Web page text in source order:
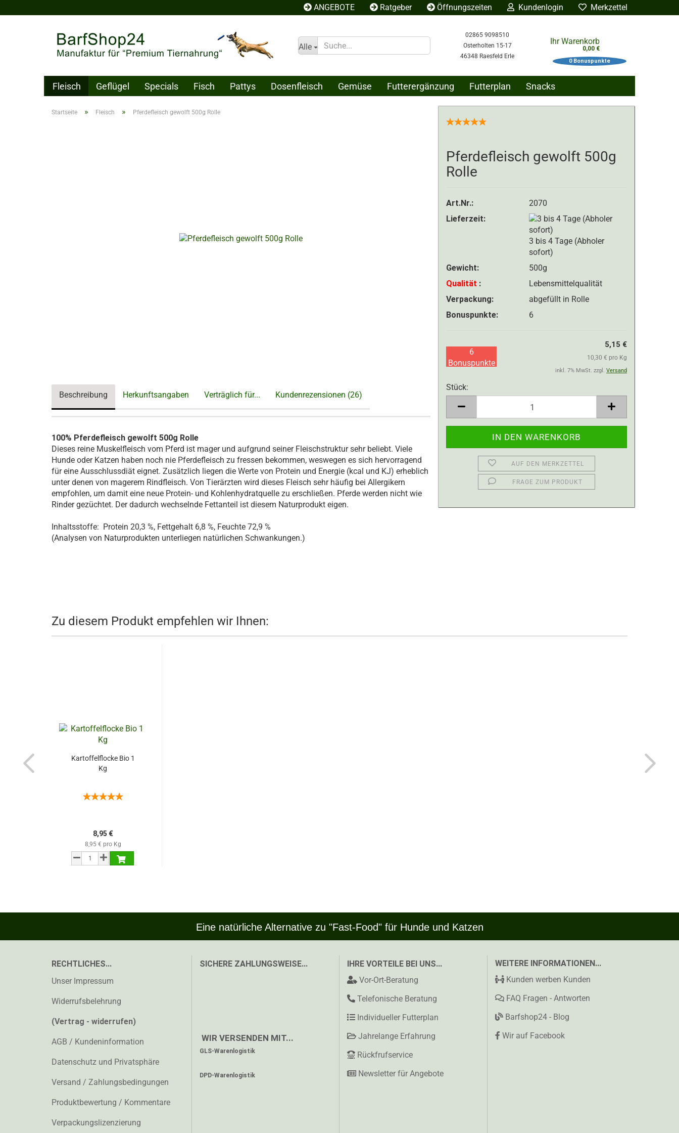
ANGEBOTE Ratgeber Öffnungszeiten Kundenlogin
Konto erstellen
Passwort vergessen?
Merkzettel
Alle
02865 9098510
Osterholten 15-17
46348 Raesfeld Erle
Ihr Warenkorb
0,00 €
0Bonuspunkte
Fleisch Geflügel Specials Fisch Pattys Dosenfleisch Gemüse Futterergänzung Futterplan
Snacks
ÜBER UNS BLOG
Startseite » Fleisch » Pferdefleisch gewolft 500g Rolle
Pferdefleisch gewolft 500g
Rolle
Art.Nr.:
2070
Lieferzeit:
3 bis 4 Tage (Abholer
sofort)
Gewicht:
500g
Qualität :
​​​​​​​Lebensmittelqualität
Verpackung:
abgefüllt in Rolle
Bonuspunkte:
6
5,15 €
10,30 € pro Kg
inkl. 7% MwSt. zzgl. Versand
6
Bonuspunkte
Stück:
Stück
AUF DEN MERKZETTEL
FRAGE ZUM PRODUKT
Beschreibung Herkunftsangaben Verträglich für... Kundenrezensionen (26)
100% Pferdefleisch gewolft 500g Rolle
Dieses reine Muskelfleisch vom Pferd ist mager und aufgrund seiner Fleischstruktur sehr beliebt. Viele
Hunde oder Katzen haben noch nie Pferdefleisch zu fressen bekommen, weswegen es sich hervorragend
für eine Ausschlussdiät eignet. Zusätzlich liegen die Werte von Protein und Energie (kcal und KJ) erheblich
unter denen von magerem Rindfleisch. Von Tierärzten wird dieses Fleisch sehr häufig bei Allergikern
empfohlen, um damit eine neue Protein- und Kohlenhydratquelle zu erschließen. Pferde werden nicht wie
Rinder gezüchtet. Der dadurch wechselnde Fettanteil ist diesem Naturprodukt eigen.
Inhaltsstoffe: Protein 20,3 %, Fettgehalt 6,8 %, Feuchte 72,9 %
(Analysen von Naturprodukten unterliegen natürlichen Schwankungen.)
Zu diesem Produkt empfehlen wir Ihnen:
Kartoffelflocke Bio 1
Kg
8,95 €
8,95 € pro Kg
Eine natürliche Alternative zu "Fast-Food" für Hunde und Katzen
RECHTLICHES...
Unser Impressum
Widerrufsbelehrung
(Vertrag - widerrufen)
AGB / Kundeninformation
Datenschutz und Privatsphäre
Versand / Zahlungsbedingungen
Produktbewertung / Kommentare
Verpackungslizenzierung
SICHERE ZAHLUNGSWEISE...
WIR VERSENDEN MIT...
GLS-Warenlogistik
DPD-Warenlogistik
IHRE VORTEILE BEI UNS...
Vor-Ort-Beratung
Telefonische Beratung
Individueller Futterplan
Jahrelange Erfahrung
Rückfrufservice
Newsletter für Angebote
WEITERE INFORMATIONEN...
Kunden werben Kunden
FAQ Fragen - Antworten
Barfshop24 - Blog
Wir auf Facebook